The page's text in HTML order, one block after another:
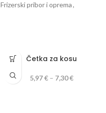
Frizerski pribor i oprema,
Četka za kosu
5,97€ – 7,30€